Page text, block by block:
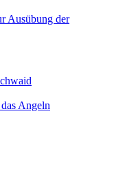
Ausübung der
Angeln